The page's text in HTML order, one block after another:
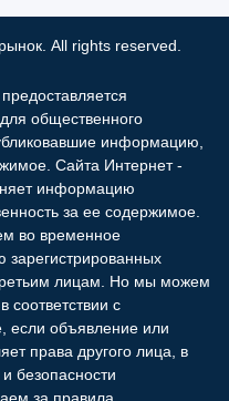
All rights reserved.
общественного
информацию,
Сайта Интернет -
информацию
за ее содержимое.
во временное
лицам. Но мы можем
с
если объявление или
права другого лица, в
безопасности